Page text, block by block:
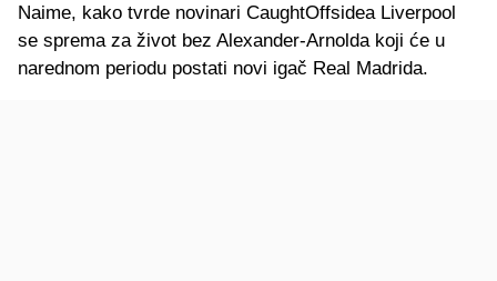
Naime, kako tvrde novinari CaughtOffsidea Liverpool
se sprema za život bez Alexander-Arnolda koji će u
narednom periodu postati novi igač Real Madrida.